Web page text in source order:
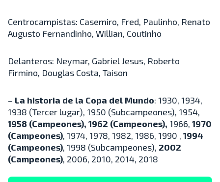
Centrocampistas: Casemiro, Fred, Paulinho, Renato
Augusto Fernandinho, Willian, Coutinho
Delanteros: Neymar, Gabriel Jesus, Roberto
Firmino, Douglas Costa, Taison
– La historia de la Copa del Mundo: 1930, 1934,
1938 (Tercer lugar), 1950 (Subcampeones), 1954,
1958 (Campeones), 1962 (Campeones), 1966, 1970
(Campeones), 1974, 1978, 1982, 1986, 1990 , 1994
(Campeones), 1998 (Subcampeones), 2002
(Campeones), 2006, 2010, 2014, 2018